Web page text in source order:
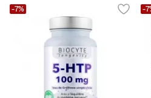
-7% -